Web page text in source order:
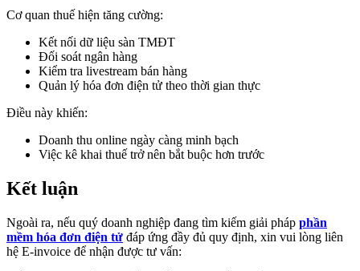
Cơ quan thuế hiện tăng cường:
Kết nối dữ liệu sàn TMĐT
Đối soát ngân hàng
Kiểm tra livestream bán hàng
Quản lý hóa đơn điện tử theo thời gian thực
Điều này khiến:
Doanh thu online ngày càng minh bạch
Việc kê khai thuế trở nên bắt buộc hơn trước
Kết luận
Ngoài ra, nếu quý doanh nghiệp đang tìm kiếm giải pháp phần
mềm hóa đơn điện tử đáp ứng đầy đủ quy định, xin vui lòng liên
hệ E-invoice để nhận được tư vấn: